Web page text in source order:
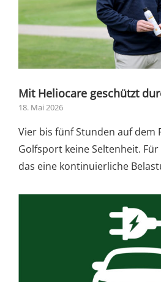
Mit Heliocare geschützt
18. Mai 2026
Vier bis fünf Stunden auf dem
Golfsport keine Seltenheit.
das eine kontinuierliche